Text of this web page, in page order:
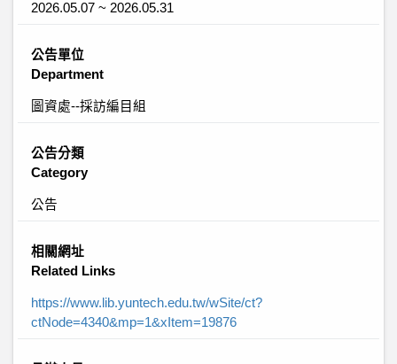
2026.05.07 ~ 2026.05.31
公告單位
Department
圖資處--採訪編目組
公告分類
Category
公告
相關網址
Related Links
https://www.lib.yuntech.edu.tw/wSite/ct?
ctNode=4340&mp=1&xItem=19876